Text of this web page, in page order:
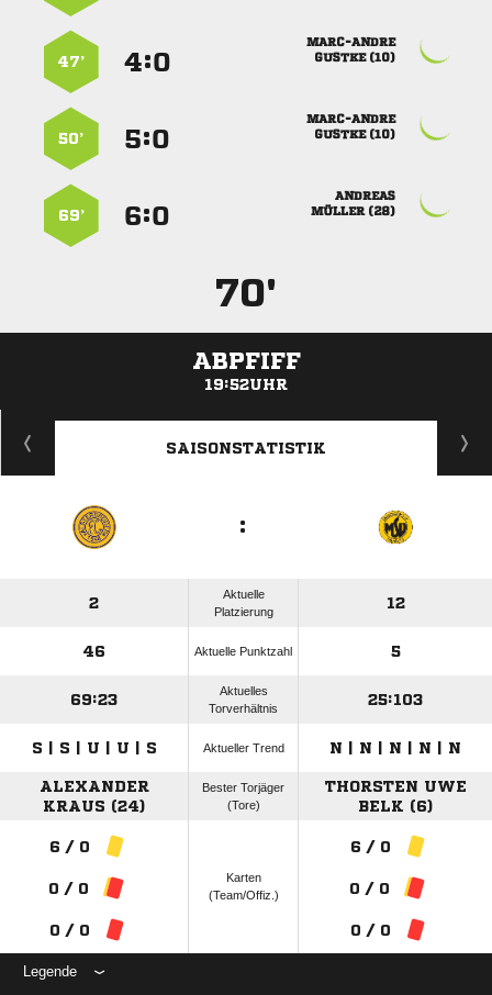

 
:
47’

 
:
50’

 
:
69’
70'
ABPFIFF
19:52UHR
ANZEIGE
SAISONSTATISTIK
:
2
Aktuelle
Platzierung
12
46 Aktuelle Punktzahl 5
69:23
Aktuelles
Torverhältnis
25:103
S | S | U | U | S Aktueller Trend N | N | N | N | N
ALEXANDER
KRAUS (24)
Bester Torjäger
(Tore)
THORSTEN UWE
BELK (6)
6 / 0
0 / 0
0 / 0
Karten
(Team/Offiz.)
6 / 0
0 / 0
0 / 0
Legende